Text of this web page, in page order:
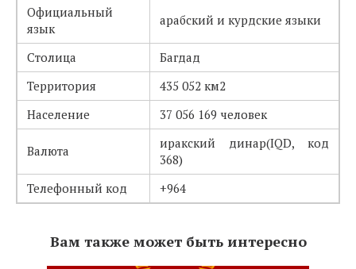
Официальный
язык
арабский и курдские языки
Столица
Багдад
Территория
435 052 км2
Население
37 056 169 человек
Валюта
иракский динар(IQD, код
368)
Телефонный код
+964
Вам также может быть интересно